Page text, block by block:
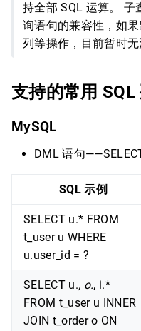
持全部 SQL 运算。 子
询语句的兼容性，如
列等操作，目前暂时无
支持的常用 SQL
MySQL
DML 语句
SQL 示例
SELECT u.* FROM
t_user u WHERE
u.user_id = ?
SELECT u., o., i.*
FROM t_user u INNER
JOIN t_order o ON